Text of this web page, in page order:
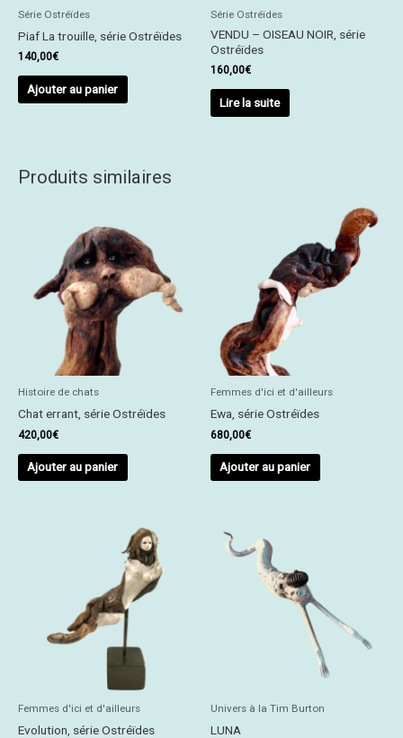
Série Ostréïdes
Piaf La trouille, série Ostréïdes
140,00€
Ajouter au panier
Série Ostréïdes
VENDU – OISEAU NOIR, série
Ostréïdes
160,00€
Lire la suite
Produits similaires
Histoire de chats
Chat errant, série Ostréïdes
420,00€
Ajouter au panier
Femmes d'ici et d'ailleurs
Ewa, série Ostréïdes
680,00€
Ajouter au panier
Femmes d'ici et d'ailleurs
Evolution, série Ostréïdes
Univers à la Tim Burton
LUNA